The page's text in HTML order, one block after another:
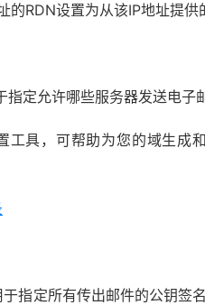
的RDN设置为从该IP地址提供
指定允许哪些服务器发送电子
工具，可帮助为您的域生成
指定所有传出邮件的公钥签